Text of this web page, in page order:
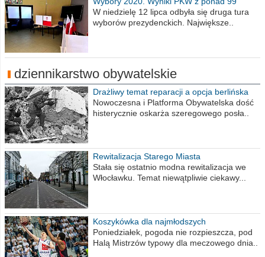
procent obwodów
W niedzielę 12 lipca odbyła się druga tura
wyborów prezydenckich. Największe..
dziennikarstwo obywatelskie
Drażliwy temat reparacji a opcja berlińska
Nowoczesna i Platforma Obywatelska dość
histerycznie oskarża szeregowego posła..
Rewitalizacja Starego Miasta
Stała się ostatnio modna rewitalizacja we
Włocławku. Temat niewątpliwie ciekawy...
Koszykówka dla najmłodszych
Poniedziałek, pogoda nie rozpieszcza, pod
Halą Mistrzów typowy dla meczowego dnia..